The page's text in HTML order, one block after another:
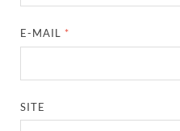
E-MAIL *
SITE